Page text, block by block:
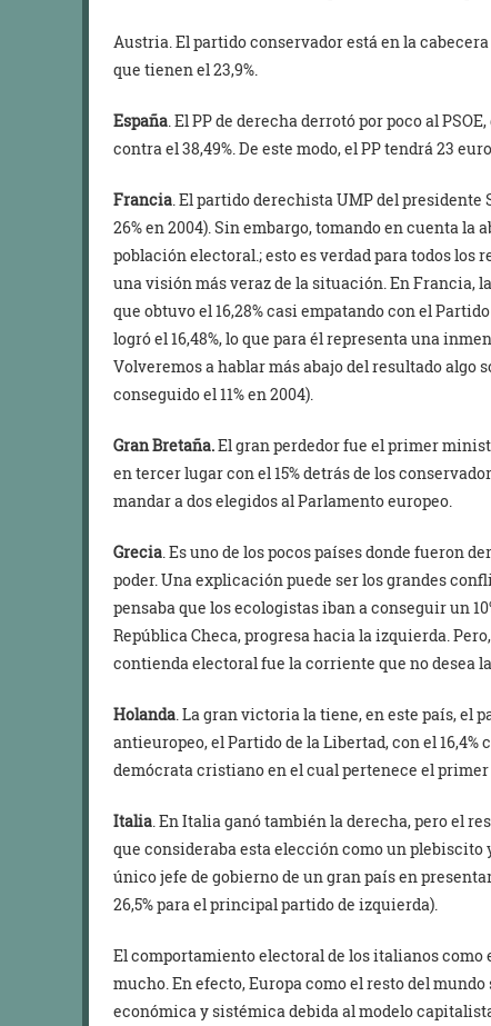
Austria. El partido conservador está en la
que tienen el 23,9%.
España . El PP de derecha derrotó por poco al
contra el 38,49%. De este modo, el PP tendrá 23
Francia . El partido derechista UMP del
26% en 2004). Sin embargo, tomando en cuenta la
población electoral.; esto es verdad para todos
una visión más veraz de la situación. En Francia,
que obtuvo el 16,28% casi empatando con el
logró el 16,48%, lo que para él representa una
Volveremos a hablar más abajo del resultado algo
conseguido el 11% en 2004).
Gran Bretaña.El gran perdedor fue el primer
en tercer lugar con el 15% detrás de los
mandar a dos elegidos al Parlamento europeo.
Grecia . Es uno de los pocos países donde fueron
poder. Una explicación puede ser los grandes
pensaba que los ecologistas iban a conseguir un
República Checa, progresa hacia la izquierda.
contienda electoral fue la corriente que no desea
Holanda . La gran victoria la tiene, en este país, el
antieuropeo, el Partido de la Libertad, con el
demócrata cristiano en el cual pertenece el primer
Italia . En Italia ganó también la derecha, pero el
que consideraba esta elección como un plebiscito
único jefe de gobierno de un gran país en
26,5% para el principal partido de izquierda).
El comportamiento electoral de los italianos como
mucho. En efecto, Europa como el resto del
económica y sistémica debida al modelo